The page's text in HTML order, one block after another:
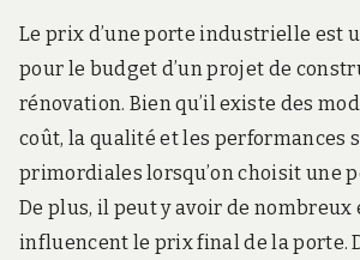
Le prix d’une porte industrielle est
pour le budget d’un projet de
rénovation. Bien qu’il existe des
coût, la qualité et les performances
primordiales lorsqu’on choisit une
De plus, il peut y avoir de nombreux
influencent le prix final de la porte.